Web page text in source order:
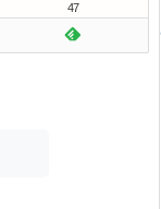
47